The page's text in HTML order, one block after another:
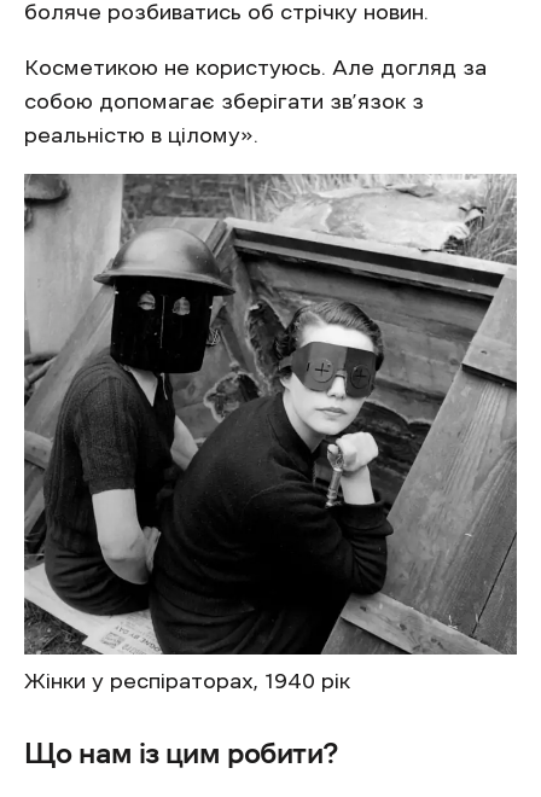
боляче розбиватись об стрічку новин.
Косметикою не користуюсь. Але догляд за
собою допомагає зберігати зв’язок з
реальністю в цілому».
Жінки у респіраторах, 1940 рік
Що нам із цим робити?